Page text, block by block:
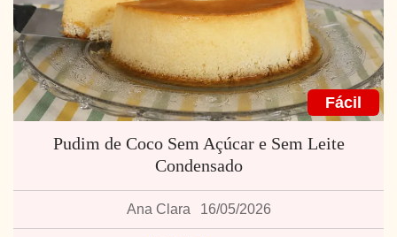
Fácil
Pudim de Coco Sem Açúcar e Sem Leite
Condensado
Ana Clara 16/05/2026